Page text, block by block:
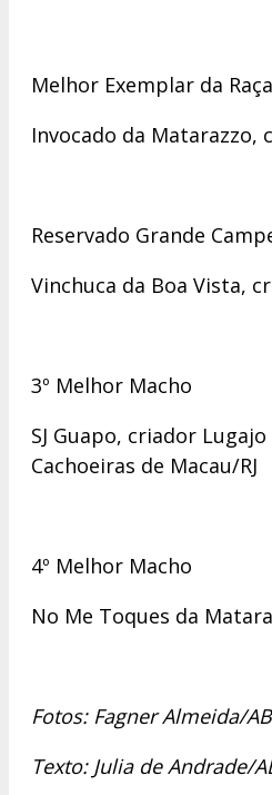
Melhor Exemplar da
Invocado da Matarazzo,
Reservado Grande
Vinchuca da Boa Vista,
3º Melhor Macho
SJ Guapo, criador
Cachoeiras de Macau/RJ
4º Melhor Macho
No Me Toques da
Fotos: Fagner Almeida/
Texto: Julia de Andrade/